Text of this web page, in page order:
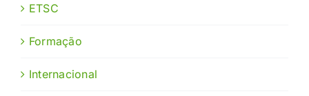
ETSC
Formação
Internacional